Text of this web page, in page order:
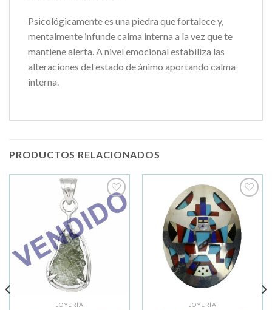
Psicológicamente es una piedra que fortalece y,
mentalmente infunde calma interna a la vez que te
mantiene alerta. A nivel emocional estabiliza las
alteraciones del estado de ánimo aportando calma
interna.
PRODUCTOS RELACIONADOS
Añadir
a la
lista de
JOYERÍA
Añadir
lista de
deseos
JOYERÍA